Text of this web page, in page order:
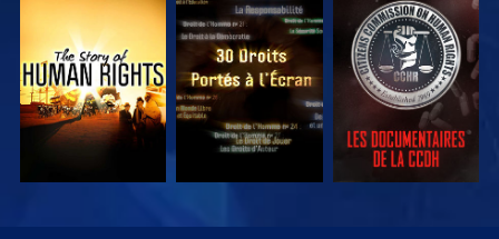
REGARDER REGARDER REGARDER